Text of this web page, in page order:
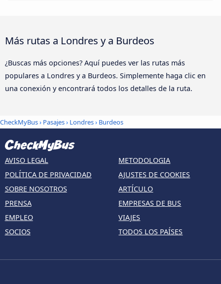
Más rutas a Londres y a Burdeos
¿Buscas más opciones? Aquí puedes ver las rutas más
populares a Londres y a Burdeos. Simplemente haga clic en
una conexión y encontrará todos los detalles de la ruta.
CheckMyBus› Pasajes› Londres› Burdeos
AVISO LEGAL
POLÍTICA DE PRIVACIDAD
SOBRE NOSOTROS
PRENSA
EMPLEO
SOCIOS
METODOLOGIA
AJUSTES DE COOKIES
ARTÍCULO
EMPRESAS DE BUS
VIAJES
TODOS LOS PAÍSES